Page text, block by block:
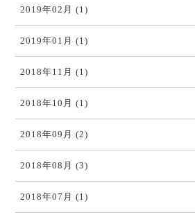
2019年02月 (1)
2019年01月 (1)
2018年11月 (1)
2018年10月 (1)
2018年09月 (2)
2018年08月 (3)
2018年07月 (1)